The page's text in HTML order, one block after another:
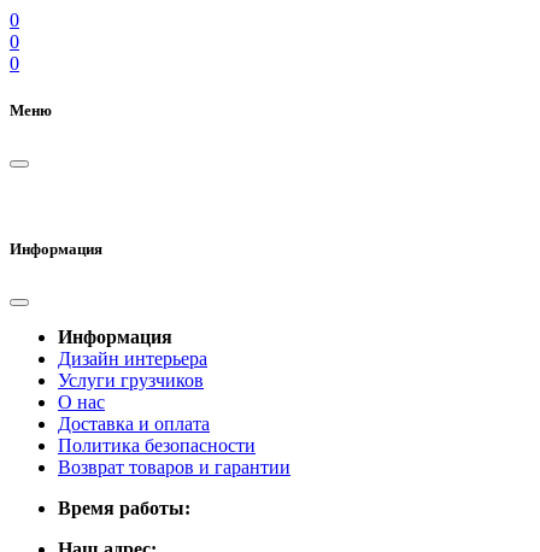
0
0
0
Меню
Информация
Информация
Дизайн интерьера
Услуги грузчиков
О нас
Доставка и оплата
Политика безопасности
Возврат товаров и гарантии
Время работы: